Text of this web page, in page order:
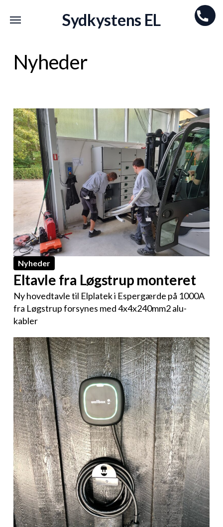
Sydkystens EL
Menu
Nyheder
Nyheder
Eltavle fra Løgstrup monteret
Ny hovedtavle til Elplatek i Espergærde på 1000A
fra Løgstrup forsynes med 4x4x240mm2 alu-
kabler